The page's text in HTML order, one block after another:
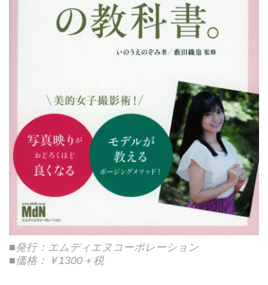
■発行：エムディエヌコーポレーション
■価格：￥1300＋税